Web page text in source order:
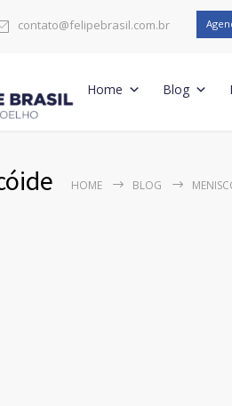
contato@felipebrasil.com.br
Home Blog
HOME BLOG